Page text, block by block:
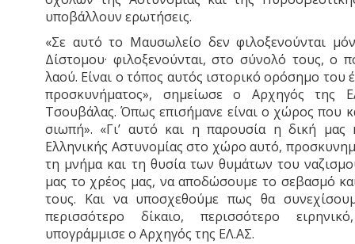
υποβάλλουν ερωτήσεις.
«Σε αυτό το Μαυσωλείο δεν φιλοξενούνται
Δίστομου· φιλοξενούνται, στο σύνολό τους, ο
λαού. Είναι ο τόπος αυτός ιστορικό ορόσημο του
προσκυνήματος», σημείωσε ο Αρχηγός της
Τσουβάλας. Όπως επισήμανε είναι ο χώρος που
σιωπή». «Γι’ αυτό και η παρουσία η δική
Ελληνικής Αστυνομίας στο χώρο αυτό,
τη μνήμα και τη θυσία των θυμάτων του
μας το χρέος μας, να αποδώσουμε το σεβασμό
τους. Και να υποσχεθούμε πως θα
περισσότερο δίκαιο, περισσότερο
υπογράμμισε ο Αρχηγός της ΕΛ.ΑΣ.